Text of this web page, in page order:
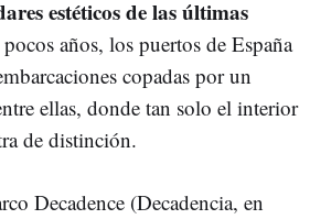
estéticos de las últimas
pocos años, los puertos de España
copadas por un
ellas, donde tan solo el interior
de distinción.
Decadence (Decadencia, en